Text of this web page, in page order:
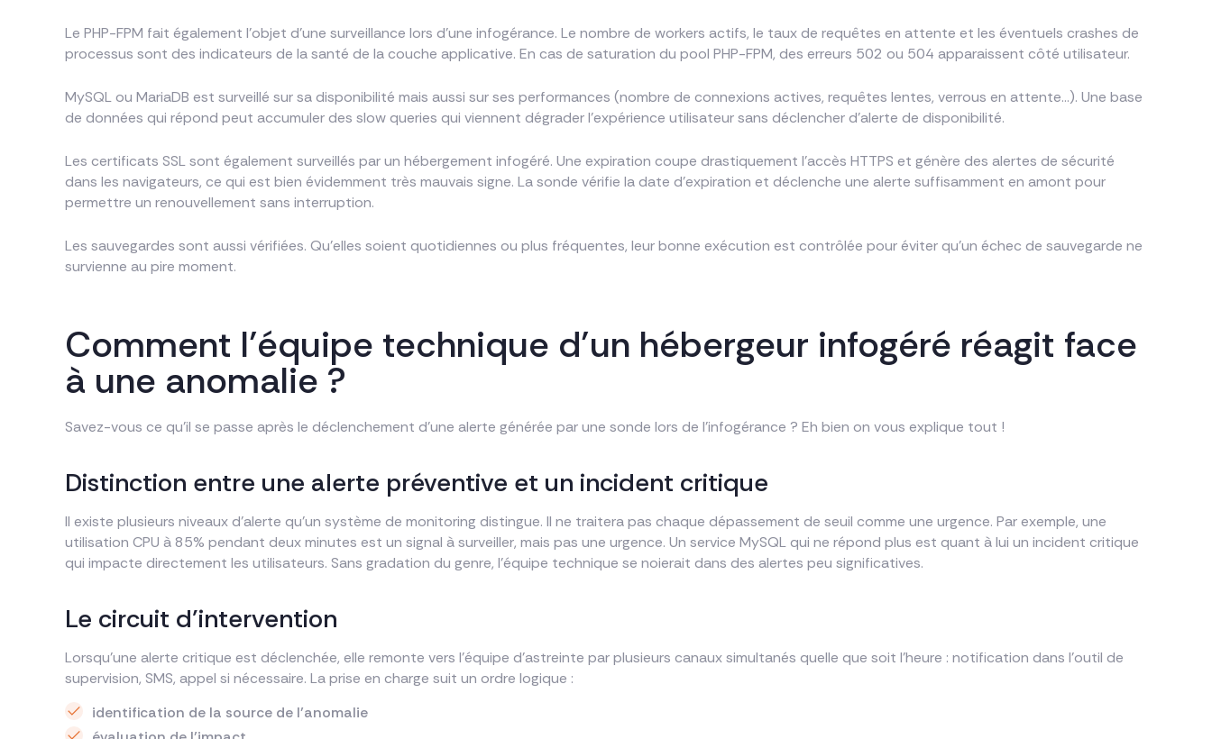
Le PHP-FPM fait également l’objet d’une surveillance lors d’une infogérance. Le nombre de workers actifs, le taux de requêtes en attente et les éventuels crashes de
processus sont des indicateurs de la santé de la couche applicative. En cas de saturation du pool PHP-FPM, des erreurs 502 ou 504 apparaissent côté utilisateur.
MySQL ou MariaDB est surveillé sur sa disponibilité mais aussi sur ses performances (nombre de connexions actives, requêtes lentes, verrous en attente…). Une base
de données qui répond peut accumuler des slow queries qui viennent dégrader l’expérience utilisateur sans déclencher d’alerte de disponibilité.
Les certificats SSL sont également surveillés par un hébergement infogéré. Une expiration coupe drastiquement l’accès HTTPS et génère des alertes de sécurité
dans les navigateurs, ce qui est bien évidemment très mauvais signe. La sonde vérifie la date d’expiration et déclenche une alerte suffisamment en amont pour
permettre un renouvellement sans interruption.
Les sauvegardes sont aussi vérifiées. Qu’elles soient quotidiennes ou plus fréquentes, leur bonne exécution est contrôlée pour éviter qu’un échec de sauvegarde ne
survienne au pire moment.
Comment l’équipe technique d’un hébergeur infogéré réagit face
à une anomalie ?
Savez-vous ce qu’il se passe après le déclenchement d’une alerte générée par une sonde lors de l’infogérance ? Eh bien on vous explique tout !
Distinction entre une alerte préventive et un incident critique
Il existe plusieurs niveaux d’alerte qu’un système de monitoring distingue. Il ne traitera pas chaque dépassement de seuil comme une urgence. Par exemple, une
utilisation CPU à 85% pendant deux minutes est un signal à surveiller, mais pas une urgence. Un service MySQL qui ne répond plus est quant à lui un incident critique
qui impacte directement les utilisateurs. Sans gradation du genre, l’équipe technique se noierait dans des alertes peu significatives.
Le circuit d’intervention
Lorsqu’une alerte critique est déclenchée, elle remonte vers l’équipe d’astreinte par plusieurs canaux simultanés quelle que soit l’heure : notification dans l’outil de
supervision, SMS, appel si nécessaire. La prise en charge suit un ordre logique :
identification de la source de l’anomalie